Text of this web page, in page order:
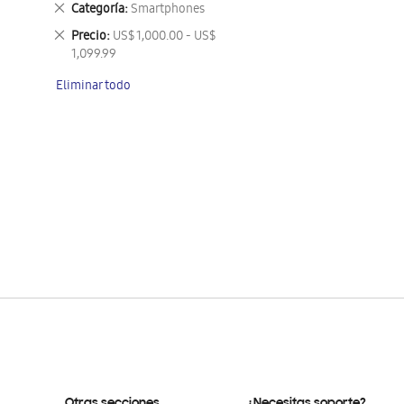
Categoría Smartphones
Eliminar
este
artículo
Precio US$ 1,000.00 - US$
1,099.99
Eliminar
este
Eliminar todo